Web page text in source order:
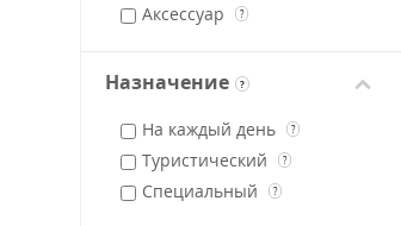
Аксессуар ?
Назначение ?
На каждый день ?
Туристический ?
Специальный ?